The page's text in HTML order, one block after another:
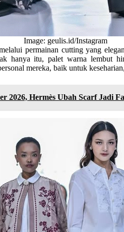
Image: geulis.id/Instagram
permainan cutting yang
hanya itu, palet warna lembut
mereka, baik untuk
2026, Hermès Ubah Scarf Jadi